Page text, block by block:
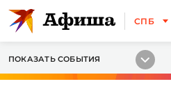
СПБ
ПОКАЗАТЬ СОБЫТИЯ